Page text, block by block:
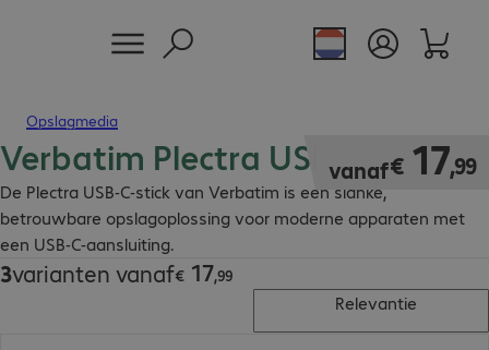
Opslagmedia
Verbatim Plectra USB-C-stick
De Plectra USB-C-stick van Verbatim is een slanke,
betrouwbare opslagoplossing voor moderne apparaten met
een USB-C-aansluiting.
vanaf€ 17,99
€ 17,99
3varianten vanaf€ 17,99
€ 17,99
Relevantie